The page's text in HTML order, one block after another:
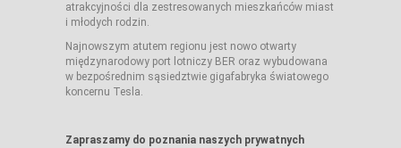
atrakcyjności dla zestresowanych mieszkańców miast
i młodych rodzin.
Najnowszym atutem regionu jest nowo otwarty
międzynarodowy port lotniczy BER oraz wybudowana
w bezpośrednim sąsiedztwie gigafabryka światowego
koncernu Tesla.
Zapraszamy do poznania naszych prywatnych